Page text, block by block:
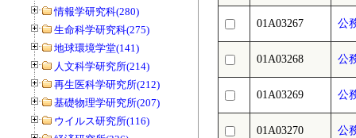
情報学研究科(280)
生命科学研究科(275)
地球環境学堂(141)
人文科学研究所(214)
再生医科学研究所(212)
基礎物理学研究所(207)
ウイルス研究所(116)
01A03267 公
01A03268 公
01A03269 公
01A03270 公